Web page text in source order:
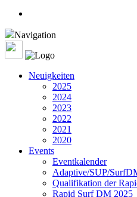
Navigation
Neuigkeiten
2025
2024
2023
2022
2021
2020
Events
Eventkalender
Adaptive/SUP/
Qualifikation der
Rapid Surf DM 2025